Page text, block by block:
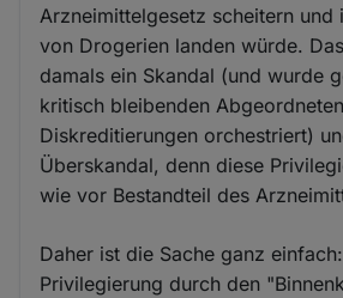
Arzneimittelgesetz scheitern und
von Drogerien landen würde.
damals ein Skandal (und wurde
kritisch bleibenden
Diskreditierungen orchestriert)
Überskandal, denn diese
wie vor Bestandteil des
Daher ist die Sache ganz
Privilegierung durch den